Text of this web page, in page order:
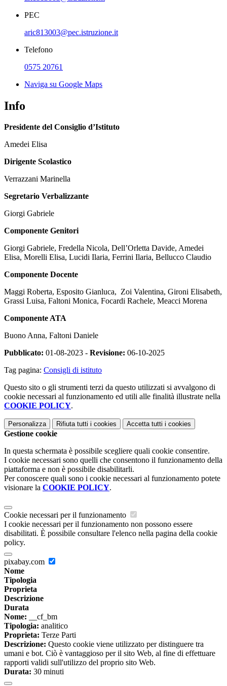
PEC
aric813003@pec.istruzione.it
Telefono
0575 20761
Naviga su Google Maps
Info
Presidente del Consiglio d’Istituto
Amedei Elisa
Dirigente Scolastico
Verrazzani Marinella
Segretario Verbalizzante
Giorgi Gabriele
Componente Genitori
Giorgi Gabriele, Fredella Nicola, Dell’Orletta Davide, Amedei
Elisa, Morelli Elisa, Lucidi Ilaria, Ferrini Ilaria, Bellucco Claudio
Componente Docente
Maggi Roberta, Esposito Gianluca, Zoi Valentina, Gironi Elisabeth,
Grassi Luisa, Faltoni Monica, Focardi Rachele, Meacci Morena
Componente ATA
Buono Anna, Faltoni Daniele
Pubblicato: 01-08-2023 - Revisione: 06-10-2025
Tag pagina: Consigli di istituto
Questo sito o gli strumenti terzi da questo utilizzati si avvalgono di
cookie necessari al funzionamento ed utili alle finalità illustrate nella
COOKIE POLICY.
Personalizza Rifiuta tutti i cookies Accetta tutti i cookies
Gestione cookie
In questa schermata è possibile scegliere quali cookie consentire.
I cookie necessari sono quelli che consentono il funzionamento della
piattaforma e non è possibile disabilitarli.
Per conoscere quali sono i cookie necessari al funzionamento potete
visionare la COOKIE POLICY.
Cookie necessari per il funzionamento
I cookie necessari per il funzionamento non possono essere
disabilitati. È possibile consultare l'elenco nella pagina della cookie
policy.
pixabay.com
Nome
Tipologia
Proprieta
Descrizione
Durata
Nome: __cf_bm
Tipologia: analitico
Proprieta: Terze Parti
Descrizione: Questo cookie viene utilizzato per distinguere tra
umani e bot. Ciò è vantaggioso per il sito Web, al fine di effettuare
rapporti validi sull'utilizzo del proprio sito Web.
Durata: 30 minuti